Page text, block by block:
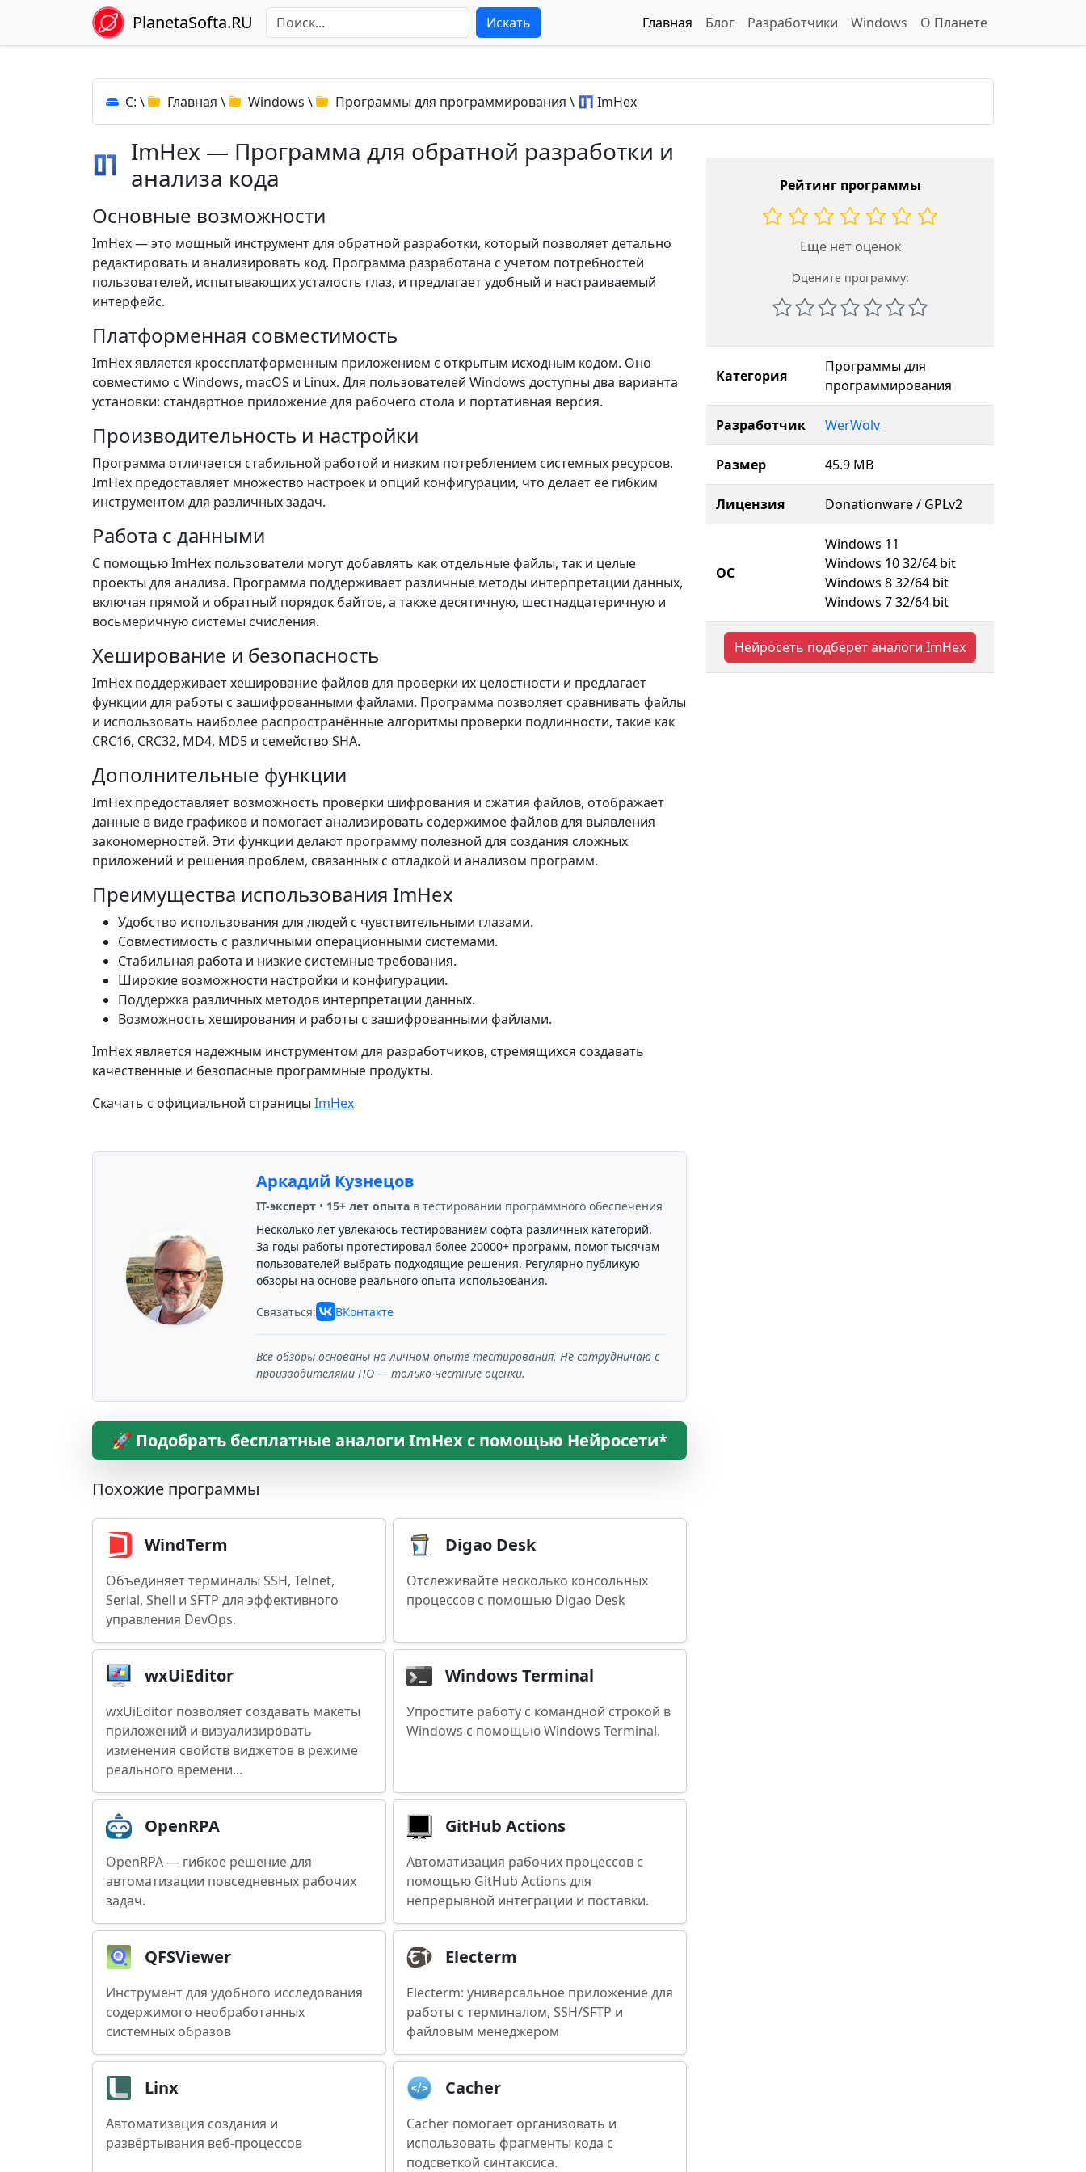
PlanetaSofta.RU Искать Главная Блог Разработчики Windows О Планете
C: \ Главная \ Windows \ Программы для программирования \ ImHex
ImHex — Программа для обратной разработки и
анализа кода
Основные возможности
ImHex — это мощный инструмент для обратной разработки, который позволяет детально
редактировать и анализировать код. Программа разработана с учетом потребностей
пользователей, испытывающих усталость глаз, и предлагает удобный и настраиваемый
интерфейс.
Платформенная совместимость
ImHex является кроссплатформенным приложением с открытым исходным кодом. Оно
совместимо с Windows, macOS и Linux. Для пользователей Windows доступны два варианта
установки: стандартное приложение для рабочего стола и портативная версия.
Производительность и настройки
Программа отличается стабильной работой и низким потреблением системных ресурсов.
ImHex предоставляет множество настроек и опций конфигурации, что делает её гибким
инструментом для различных задач.
Работа с данными
С помощью ImHex пользователи могут добавлять как отдельные файлы, так и целые
проекты для анализа. Программа поддерживает различные методы интерпретации данных,
включая прямой и обратный порядок байтов, а также десятичную, шестнадцатеричную и
восьмеричную системы счисления.
Хеширование и безопасность
ImHex поддерживает хеширование файлов для проверки их целостности и предлагает
функции для работы с зашифрованными файлами. Программа позволяет сравнивать файлы
и использовать наиболее распространённые алгоритмы проверки подлинности, такие как
CRC16, CRC32, MD4, MD5 и семейство SHA.
Дополнительные функции
ImHex предоставляет возможность проверки шифрования и сжатия файлов, отображает
данные в виде графиков и помогает анализировать содержимое файлов для выявления
закономерностей. Эти функции делают программу полезной для создания сложных
приложений и решения проблем, связанных с отладкой и анализом программ.
Преимущества использования ImHex
Удобство использования для людей с чувствительными глазами.
Совместимость с различными операционными системами.
Стабильная работа и низкие системные требования.
Широкие возможности настройки и конфигурации.
Поддержка различных методов интерпретации данных.
Возможность хеширования и работы с зашифрованными файлами.
ImHex является надежным инструментом для разработчиков, стремящихся создавать
качественные и безопасные программные продукты.
Скачать с официальной страницы ImHex
Аркадий Кузнецов
IT-эксперт• 15+ лет опытав тестировании программного обеспечения
Несколько лет увлекаюсь тестированием софта различных категорий.
За годы работы протестировал более 20000+ программ, помог тысячам
пользователей выбрать подходящие решения. Регулярно публикую
обзоры на основе реального опыта использования.
Связаться: ВКонтакте
Все обзоры основаны на личном опыте тестирования. Не сотрудничаю с
производителями ПО — только честные оценки.
🚀 Подобрать бесплатные аналоги ImHex с помощью Нейросети*
Похожие программы
WindTerm
Объединяет терминалы SSH, Telnet,
Serial, Shell и SFTP для эффективного
управления DevOps.
Digao Desk
Отслеживайте несколько консольных
процессов с помощью Digao Desk
wxUiEditor
wxUiEditor позволяет создавать макеты
приложений и визуализировать
изменения свойств виджетов в режиме
реального времени...
Windows Terminal
Упростите работу с командной строкой в
Windows с помощью Windows Terminal.
OpenRPA
OpenRPA — гибкое решение для
автоматизации повседневных рабочих
задач.
GitHub Actions
Автоматизация рабочих процессов с
помощью GitHub Actions для
непрерывной интеграции и поставки.
QFSViewer
Инструмент для удобного исследования
содержимого необработанных
системных образов
Electerm
Electerm: универсальное приложение для
работы с терминалом, SSH/SFTP и
файловым менеджером
Linx
Автоматизация создания и
развёртывания веб-процессов
Cacher
Cacher помогает организовать и
использовать фрагменты кода с
подсветкой синтаксиса.
Рейтинг программы
Еще нет оценок
Оцените программу:
Категория
Программы для
программирования
Разработчик WerWolv
Размер 45.9 MB
Лицензия Donationware / GPLv2
ОС
Windows 11
Windows 10 32/64 bit
Windows 8 32/64 bit
Windows 7 32/64 bit
Нейросеть подберет аналоги ImHex